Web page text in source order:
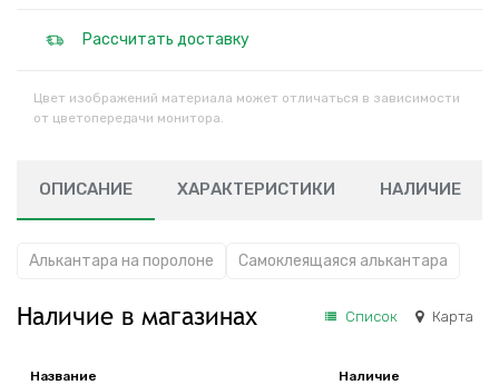
Рассчитать доставку
Цвет изображений материала может отличаться в зависимости
от цветопередачи монитора.
ОПИСАНИЕ ХАРАКТЕРИСТИКИ НАЛИЧИЕ
Алькантара на поролоне Самоклеящаяся алькантара
Наличие в магазинах Список Карта
Название Наличие